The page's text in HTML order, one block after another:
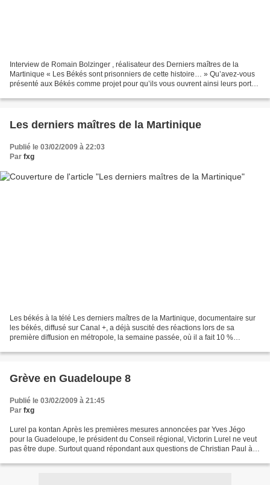
Interview de Romain Bolzinger , réalisateur des Derniers maîtres de la
Martinique « Les Békés sont prisonniers de cette histoire… » Qu’avez-vous
présenté aux Békés comme projet pour qu’ils vous ouvrent ainsi leurs portes
Les derniers maîtres de la Martinique
Publié le 03/02/2009 à 22:03
Par fxg
Les békés à la télé Les derniers maîtres de la Martinique, documentaire sur
les békés, diffusé sur Canal +, a déjà suscité des réactions lors de sa
première diffusion en métropole, la semaine passée, où il a fait 10 %
Grève en Guadeloupe 8
Publié le 03/02/2009 à 21:45
Par fxg
Lurel pa kontan Après les premières mesures annoncées par Yves Jégo
pour la Guadeloupe, le président du Conseil régional, Victorin Lurel ne veut
pas être dupe. Surtout quand répondant aux questions de Christian Paul à